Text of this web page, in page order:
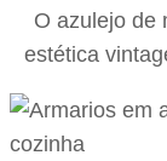
O azulejo de
estética